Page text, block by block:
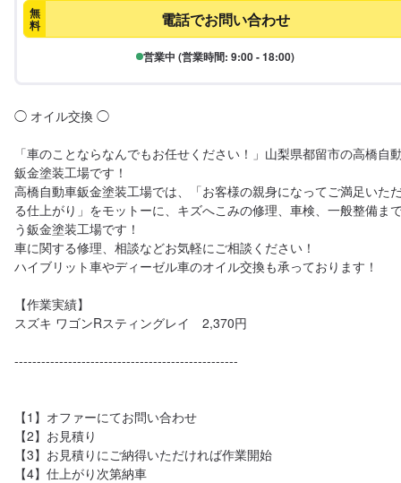
無
料 電話でお問い合わせ
営業中 (営業時間: 9:00 - 18:00)
◯ オイル交換 ◯
「車のことならなんでもお任せください！」山梨県都留市の高橋自
鈑金塗装工場です！
高橋自動車鈑金塗装工場では、「お客様の親身になってご満足いた
る仕上がり」をモットーに、キズへこみの修理、車検、一般整備ま
う鈑金塗装工場です！
車に関する修理、相談などお気軽にご相談ください！
ハイブリット車やディーゼル車のオイル交換も承っております！
【作業実績】
スズキ ワゴンRスティングレイ　2,370円
--------------------------------------------------
【1】オファーにてお問い合わせ
【2】お見積り
【3】お見積りにご納得いただければ作業開始
【4】仕上がり次第納車